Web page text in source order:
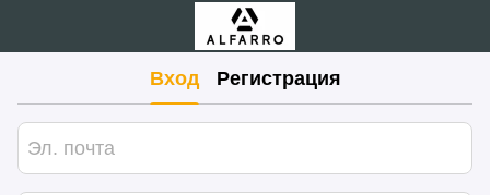
Вход Регистрация